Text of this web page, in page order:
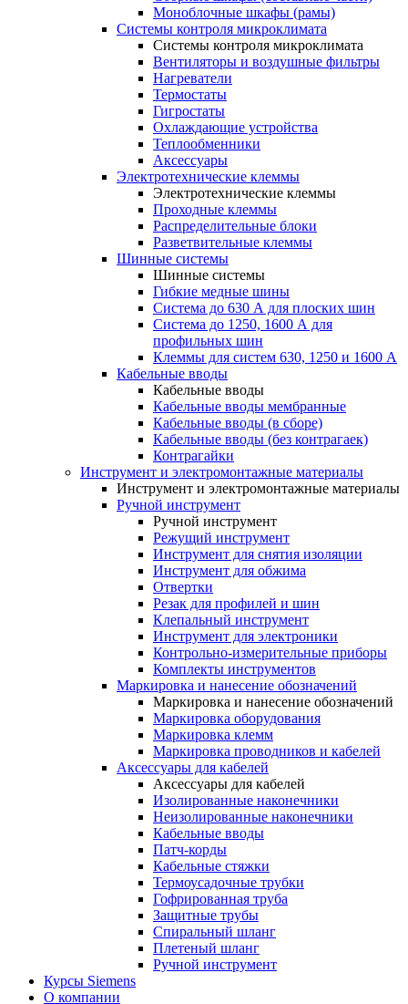
Моноблочные шкафы (рамы)
Системы контроля микроклимата
Системы контроля микроклимата
Вентиляторы и воздушные фильтры
Нагреватели
Термостаты
Гигростаты
Охлаждающие устройства
Теплообменники
Аксессуары
Электротехнические клеммы
Электротехнические клеммы
Проходные клеммы
Распределительные блоки
Разветвительные клеммы
Шинные системы
Шинные системы
Гибкие медные шины
Система до 630 А для плоских шин
Система до 1250, 1600 А для
профильных шин
Клеммы для систем 630, 1250 и 1600 А
Кабельные вводы
Кабельные вводы
Кабельные вводы мембранные
Кабельные вводы (в сборе)
Кабельные вводы (без контрагаек)
Контрагайки
Инструмент и электромонтажные материалы
Инструмент и электромонтажные материалы
Ручной инструмент
Ручной инструмент
Режущий инструмент
Инструмент для снятия изоляции
Инструмент для обжима
Отвертки
Резак для профилей и шин
Клепальный инструмент
Инструмент для электроники
Контрольно-измерительные приборы
Комплекты инструментов
Маркировка и нанесение обозначений
Маркировка и нанесение обозначений
Маркировка оборудования
Маркировка клемм
Маркировка проводников и кабелей
Аксессуары для кабелей
Аксессуары для кабелей
Изолированные наконечники
Неизолированные наконечники
Кабельные вводы
Патч-корды
Кабельные стяжки
Термоусадочные трубки
Гофрированная труба
Защитные трубы
Спиральный шланг
Плетеный шланг
Ручной инструмент
Курсы Siemens
О компании